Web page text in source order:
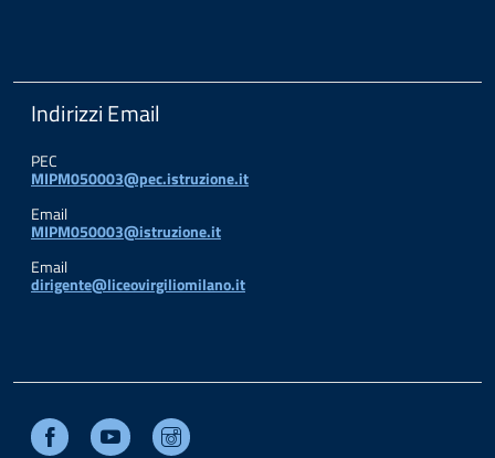
Indirizzi Email
PEC
MIPM050003@pec.istruzione.it
Email
MIPM050003@istruzione.it
Email
dirigente@liceovirgiliomilano.it
Facebook Youtube